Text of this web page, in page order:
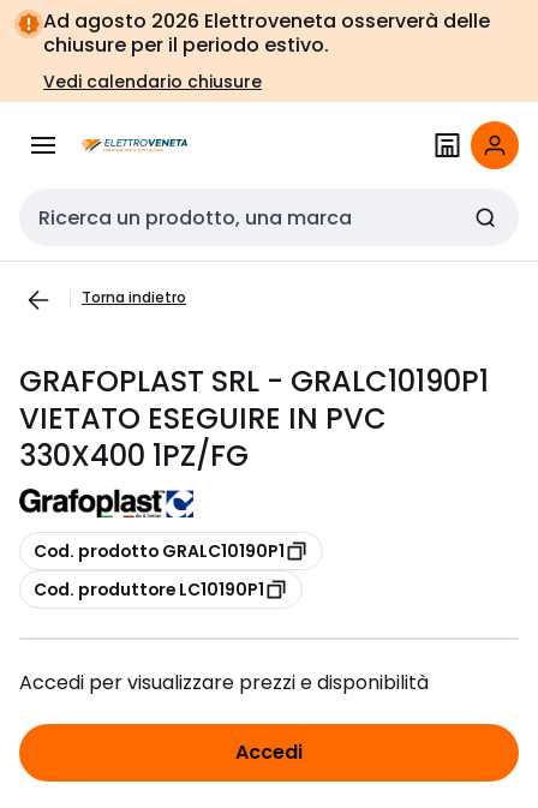
Vai alla
navigazione
Vai
alla
pagina
Ad agosto 2026 Elettroveneta osserverà delle
chiusure per il periodo estivo.
Vedi calendario chiusure
Cerca input
Torna indietro
GRAFOPLAST SRL - GRALC10190P1
VIETATO ESEGUIRE IN PVC
330X400 1PZ/FG
copia
Cod. prodotto GRALC10190P1
copia
Cod. produttore LC10190P1
Accedi per visualizzare prezzi e disponibilità
Accedi